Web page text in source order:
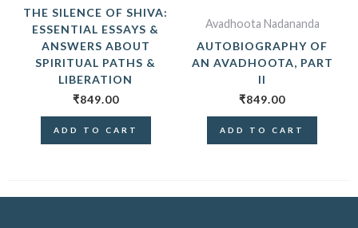
THE SILENCE OF SHIVA:
ESSENTIAL ESSAYS &
ANSWERS ABOUT
SPIRITUAL PATHS &
LIBERATION
₹849.00
ADD TO CART
Avadhoota Nadananda
AUTOBIOGRAPHY OF
AN AVADHOOTA, PART
II
₹849.00
ADD TO CART